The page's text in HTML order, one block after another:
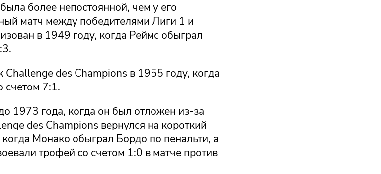
более непостоянной, чем у его
матч между победителями Лиги 1 и
в 1949 году, когда Реймс обыграл
Challenge des Champions в 1955 году, когда
счетом 7:1.
1973 года, когда он был отложен из-за
des Champions вернулся на короткий
Монако обыграл Бордо по пенальти, а
трофей со счетом 1:0 в матче против